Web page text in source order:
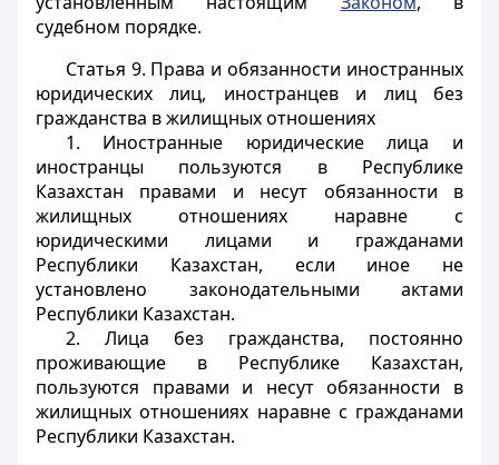
судебном порядке.
Статья 9. Права и обязанности иностранных
юридических лиц, иностранцев и лиц без
гражданства в жилищных отношениях
1. Иностранные юридические лица и
иностранцы пользуются в Республике
Казахстан правами и несут обязанности в
жилищных отношениях наравне с
юридическими лицами и гражданами
Республики Казахстан, если иное не
установлено законодательными актами
Республики Казахстан.
2. Лица без гражданства, постоянно
проживающие в Республике Казахстан,
пользуются правами и несут обязанности в
жилищных отношениях наравне с гражданами
Республики Казахстан.